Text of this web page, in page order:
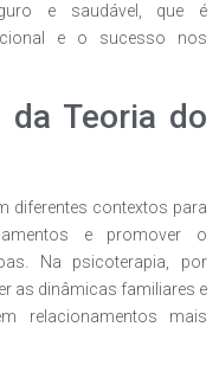
e saudável, que é
e o sucesso nos
Teoria do
diferentes contextos para
e promover o
Na psicoterapia, por
as dinâmicas familiares e
relacionamentos mais